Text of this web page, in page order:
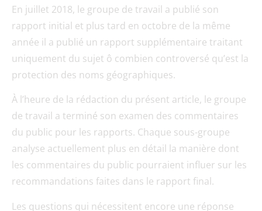
En juillet 2018, le groupe de travail a publié son
rapport initial et plus tard en octobre de la même
année il a publié un rapport supplémentaire traitant
uniquement du sujet ô combien controversé qu’est la
protection des noms géographiques.
À l’heure de la rédaction du présent article, le groupe
de travail a terminé son examen des commentaires
du public pour les rapports. Chaque sous-groupe
analyse actuellement plus en détail la manière dont
les commentaires du public pourraient influer sur les
recommandations faites dans le rapport final.
Les questions qui nécessitent encore une réponse